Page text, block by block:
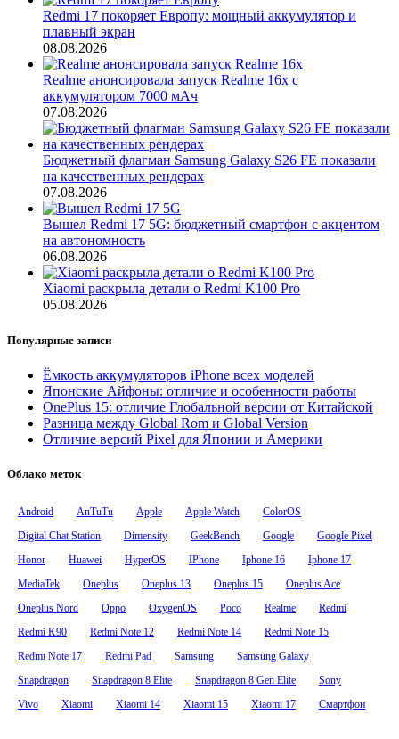
Redmi 17 покоряет Европу: мощный аккумулятор и
плавный экран
08.08.2026
Realme анонсировала запуск Realme 16x с
аккумулятором 7000 мАч
07.08.2026
Бюджетный флагман Samsung Galaxy S26 FE показали
на качественных рендерах
07.08.2026
Вышел Redmi 17 5G: бюджетный смартфон с акцентом
на автономность
06.08.2026
Xiaomi раскрыла детали о Redmi K100 Pro
05.08.2026
Популярные записи
Ёмкость аккумуляторов iPhone всех моделей
Японские Айфоны: отличие и особенности работы
OnePlus 15: отличие Глобальной версии от Китайской
Разница между Global Rom и Global Version
Отличие версий Pixel для Японии и Америки
Облако меток
Android AnTuTu Apple Apple Watch
ColorOS
Digital Chat Station
Dimensity GeekBench Google
Google Pixel
Honor
Huawei HyperOS IPhone Iphone 16
Iphone 17
MediaTek
Oneplus Oneplus 13 Oneplus 15
Oneplus Ace
Oneplus Nord
Oppo OxygenOS Poco Realme
Redmi
Redmi K90
Redmi Note 12 Redmi Note 14
Redmi Note 15
Redmi Note 17
Redmi Pad Samsung
Samsung Galaxy
Snapdragon
Snapdragon 8 Elite Snapdragon 8 Gen Elite
Sony
Vivo
Xiaomi Xiaomi 14 Xiaomi 15 Xiaomi 17 Смартфон